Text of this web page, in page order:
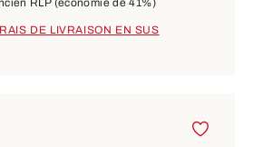
RLP (économie de 41%)
DE LIVRAISON EN SUS